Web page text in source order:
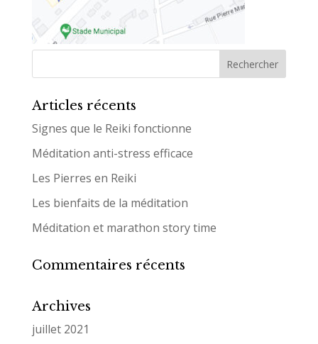
Articles récents
Signes que le Reiki fonctionne
Méditation anti-stress efficace
Les Pierres en Reiki
Les bienfaits de la méditation
Méditation et marathon story time
Commentaires récents
Archives
juillet 2021